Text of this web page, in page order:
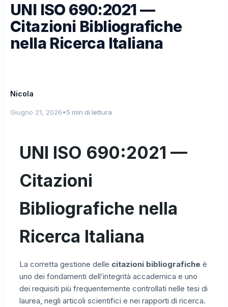
UNI ISO 690:2021 —
Citazioni Bibliografiche
nella Ricerca Italiana
Nicola
Giugno 21, 2026•5 min di lettura
UNI ISO 690:2021 —
Citazioni
Bibliografiche nella
Ricerca Italiana
La corretta gestione delle citazioni bibliografiche è
uno dei fondamenti dell’integrità accademica e uno
dei requisiti più frequentemente controllati nelle tesi di
laurea, negli articoli scientifici e nei rapporti di ricerca.